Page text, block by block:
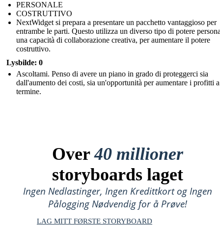
PERSONALE
COSTRUTTIVO
NextWidget si prepara a presentare un pacchetto vantaggioso per
entrambe le parti. Questo utilizza un diverso tipo di potere
una capacità di collaborazione creativa, per aumentare il potere
costruttivo.
Lysbilde: 0
Ascoltami. Penso di avere un piano in grado di proteggerci sia
dall'aumento dei costi, sia un'opportunità per aumentare i profitti
termine.
Over40 millioner
storyboards laget
Ingen Nedlastinger, Ingen Kredittkort og Ingen
Pålogging Nødvendig for å Prøve!
LAG MITT FØRSTE STORYBOARD